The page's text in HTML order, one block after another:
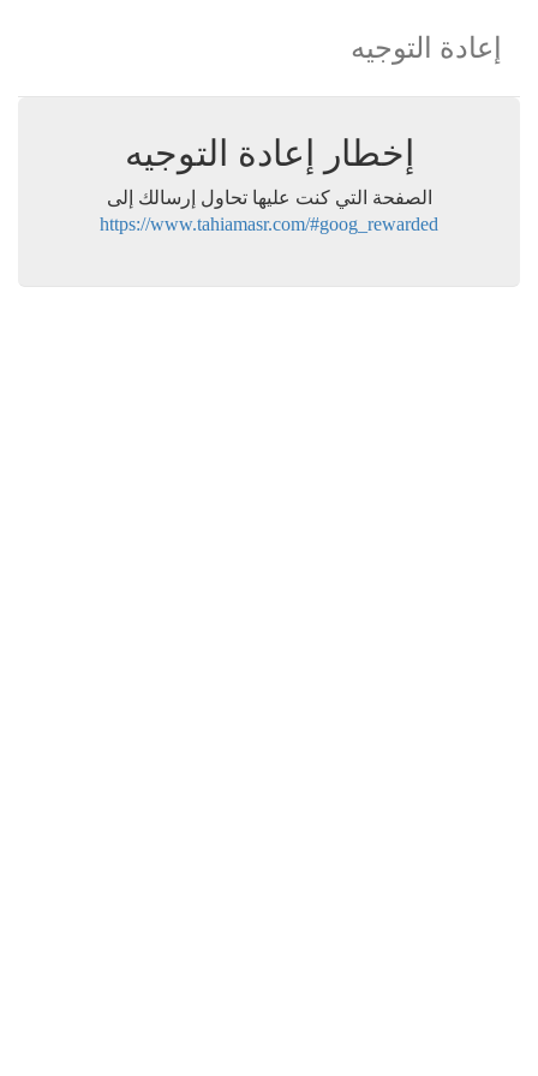
إعادة التوجيه
إخطار إعادة التوجيه
الصفحة التي كنت عليها تحاول إرسالك إلى
https://www.tahiamasr.com/#goog_rewarded